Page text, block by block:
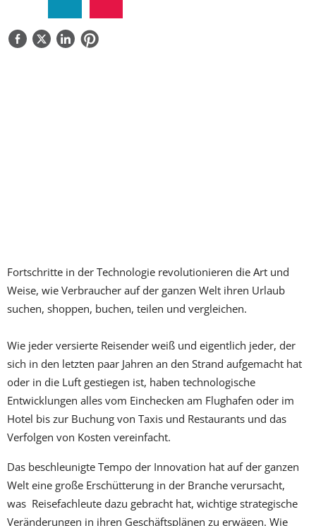
KONTAKTIEREN SIE UNS
Fortschritte in der Technologie revolutionieren die Art und
Weise, wie Verbraucher auf der ganzen Welt ihren Urlaub
suchen, shoppen, buchen, teilen und vergleichen.
Wie jeder versierte Reisender weiß und eigentlich jeder, der
sich in den letzten paar Jahren an den Strand aufgemacht hat
oder in die Luft gestiegen ist, haben technologische
Entwicklungen alles vom Einchecken am Flughafen oder im
Hotel bis zur Buchung von Taxis und Restaurants und das
Verfolgen von Kosten vereinfacht.
Das beschleunigte Tempo der Innovation hat auf der ganzen
Welt eine große Erschütterung in der Branche verursacht,
was Reisefachleute dazu gebracht hat, wichtige strategische
Veränderungen in ihren Geschäftsplänen zu erwägen. Wie